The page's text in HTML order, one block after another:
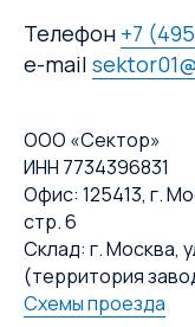
Телефон +7
e-mail
ООО «Сектор»
ИНН 7734396831
Офис: 125413, г.
стр. 6
Склад: г. Москва,
(территория
Схемы проезда